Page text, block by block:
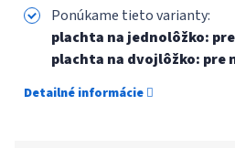
Ponúkame tieto varianty:
plachta na jednolôžko:
plachta na dvojlôžko: pre
Detailné informácie